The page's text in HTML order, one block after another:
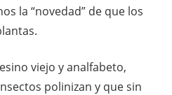
la “novedad” de que los
viejo y analfabeto,
polinizan y que sin